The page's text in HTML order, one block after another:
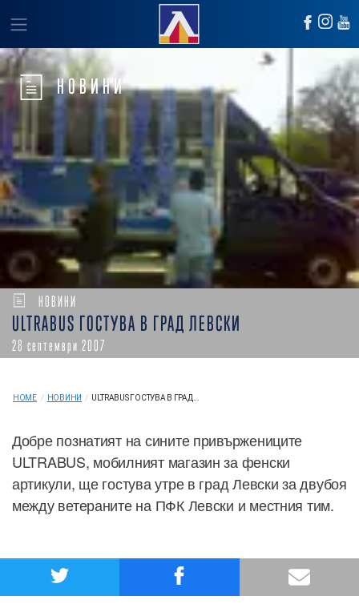
НОВИНИ
НОВИНИ
ULTRABUS ГОСТУВА В ГРАД ЛЕВСКИ
28 септември 2007
HOME / НОВИНИ / ULTRABUS ГОСТУВА В ГРАД...
Добре познатият на сините привържениците
ULTRABUS, мобилният магазин за фенски
артикули, ще гостува утре в град Левски за двубоя
между ветераните на ПФК Левски и местния тим.